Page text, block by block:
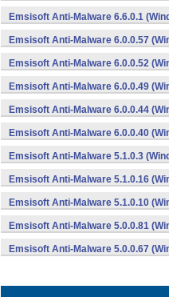
Emsisoft Anti-Malware 6.6.0.1
Emsisoft Anti-Malware 6.0.0.57
Emsisoft Anti-Malware 6.0.0.52
Emsisoft Anti-Malware 6.0.0.49
Emsisoft Anti-Malware 6.0.0.44
Emsisoft Anti-Malware 6.0.0.40
Emsisoft Anti-Malware 5.1.0.3
Emsisoft Anti-Malware 5.1.0.16
Emsisoft Anti-Malware 5.1.0.10
Emsisoft Anti-Malware 5.0.0.81
Emsisoft Anti-Malware 5.0.0.67